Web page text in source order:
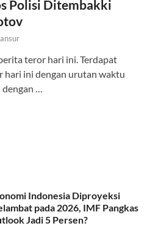
Polisi Ditembakki
teror hari ini. Terdapat
hari ini dengan urutan waktu
…
Indonesia Diproyeksi
pada 2026, IMF Pangkas
Jadi 5 Persen?